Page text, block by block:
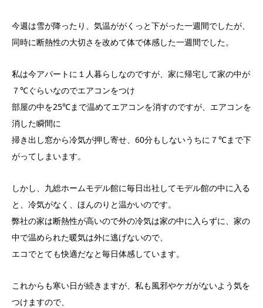
今週は雪が降ったり、気温ががくっと下がった一週間でしたが、
同時に断熱性の大切さを改めて体で体感した一週間でした。
私は今アパートに１人暮らしなのですが、家に帰宅して家の中が
７℃ぐらいなのでエアコンをつけ
部屋の中を25℃まで温めてエアコンを消すのですが、エアコンを
消した瞬間に
掃き出し窓から冷気が押し寄せ、60分もしないうちに７℃まで下
がってしまいます。
しかし、九総ホームモデル館に毎日出社してモデル館の中に入る
と、冷気がなく、ほんのりと温かいのです。
弊社の家は断熱性が高いので外の冷気は家の中に入らずに、家の
中で温められた暖気は外に逃げないので、
エコでとても快適だなと毎日体感しています。
これからも寒い日が続きますが、私も風邪やケガがないよう気を
つけますので、